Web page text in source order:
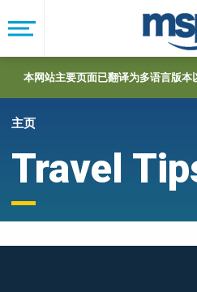
to
main
navigation
菜
单
本网站主要页面已翻译为多语言版
主页
Travel